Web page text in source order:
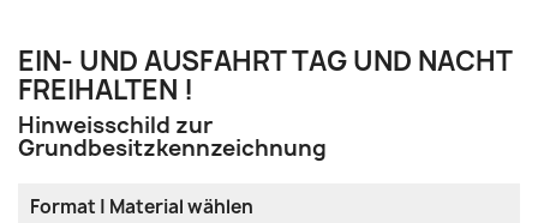
EIN- UND AUSFAHRT TAG UND NACHT
FREIHALTEN !
Hinweisschild zur
Grundbesitzkennzeichnung
Format | Material wählen